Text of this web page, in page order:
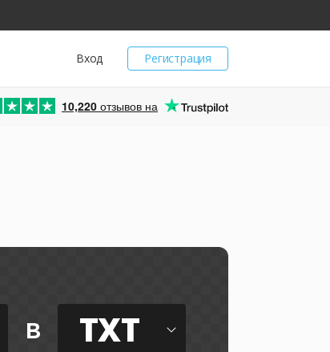
Регистрация
Вход
10,220 отзывов на
в TXT